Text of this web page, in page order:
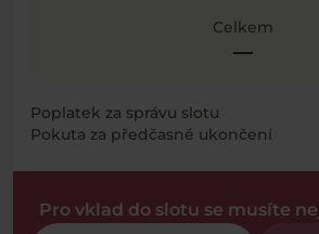
Celkem
—
Poplatek za správu slotu
Pokuta za předčasné ukončení
Pro vklad do slotu se musíte